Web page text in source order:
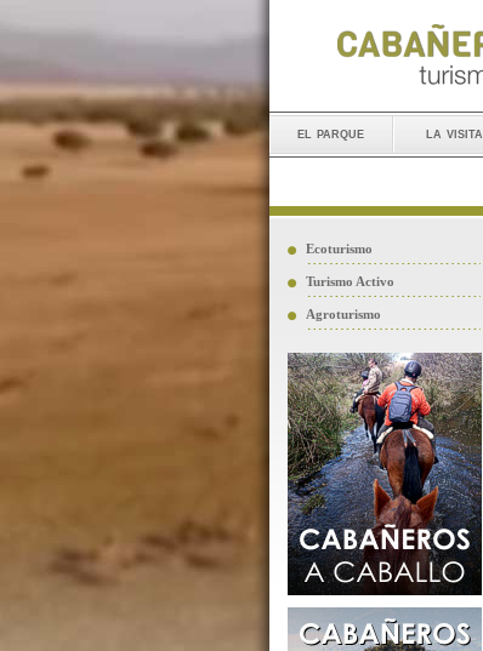
el parque la visita
Ecoturismo
Turismo Activo
Agroturismo